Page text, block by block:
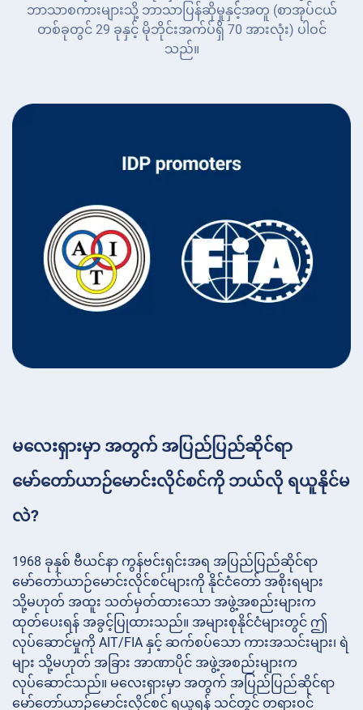
ဘာသာစကားများသို့ ဘာသာပြန်ဆိုမှုနှင့်အတူ (စာအုပ်ငယ်
တစ်ခုတွင် 29 ခုနှင့် မိုဘိုင်းအက်ပ်ရှိ 70 အားလုံး) ပါဝင်
သည်။
မလေးရှားမှာ အတွက် အပြည်ပြည်ဆိုင်ရာ
မော်တော်ယာဉ်မောင်းလိုင်စင်ကို ဘယ်လို ရယူနိုင်မ
လဲ?
1968 ခုနှစ် ဗီယင်နာ ကွန်ဗင်းရှင်းအရ အပြည်ပြည်ဆိုင်ရာ
မော်တော်ယာဉ်မောင်းလိုင်စင်များကို နိုင်ငံတော် အစိုးရများ
သို့မဟုတ် အထူး သတ်မှတ်ထားသော အဖွဲ့အစည်းများက
ထုတ်ပေးရန် အခွင့်ပြုထားသည်။ အများစုနိုင်ငံများတွင် ဤ
လုပ်ဆောင်မှုကို AIT/FIA နှင့် ဆက်စပ်သော ကားအသင်းများ၊ ရဲ
များ သို့မဟုတ် အခြား အာဏာပိုင် အဖွဲ့အစည်းများက
လုပ်ဆောင်သည်။ မလေးရှားမှာ အတွက် အပြည်ပြည်ဆိုင်ရာ
မော်တော်ယာဉ်မောင်းလိုင်စင် ရယူရန် သင်တွင် တရားဝင်